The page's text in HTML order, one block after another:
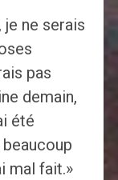
ne serais
pas
demain,
été
mal fait.»